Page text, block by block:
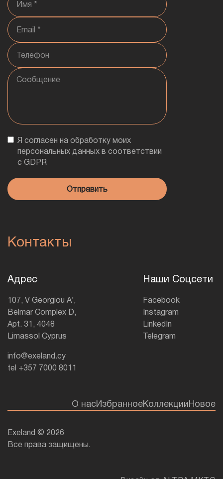
Я согласен на обработку моих
персональных данных в соответствии
с GDPR
Контакты
Адрес
107, V Georgiou A’,
Belmar Complex D,
Apt. 31, 4048
Limassol Cyprus
info@exeland.cy
tel +357 7000 8011
Наши Соцсети
Facebook
Instagram
LinkedIn
Telegram
О насИзбранноеКоллекцииНовое
Exeland © 2026
Все права защищены.